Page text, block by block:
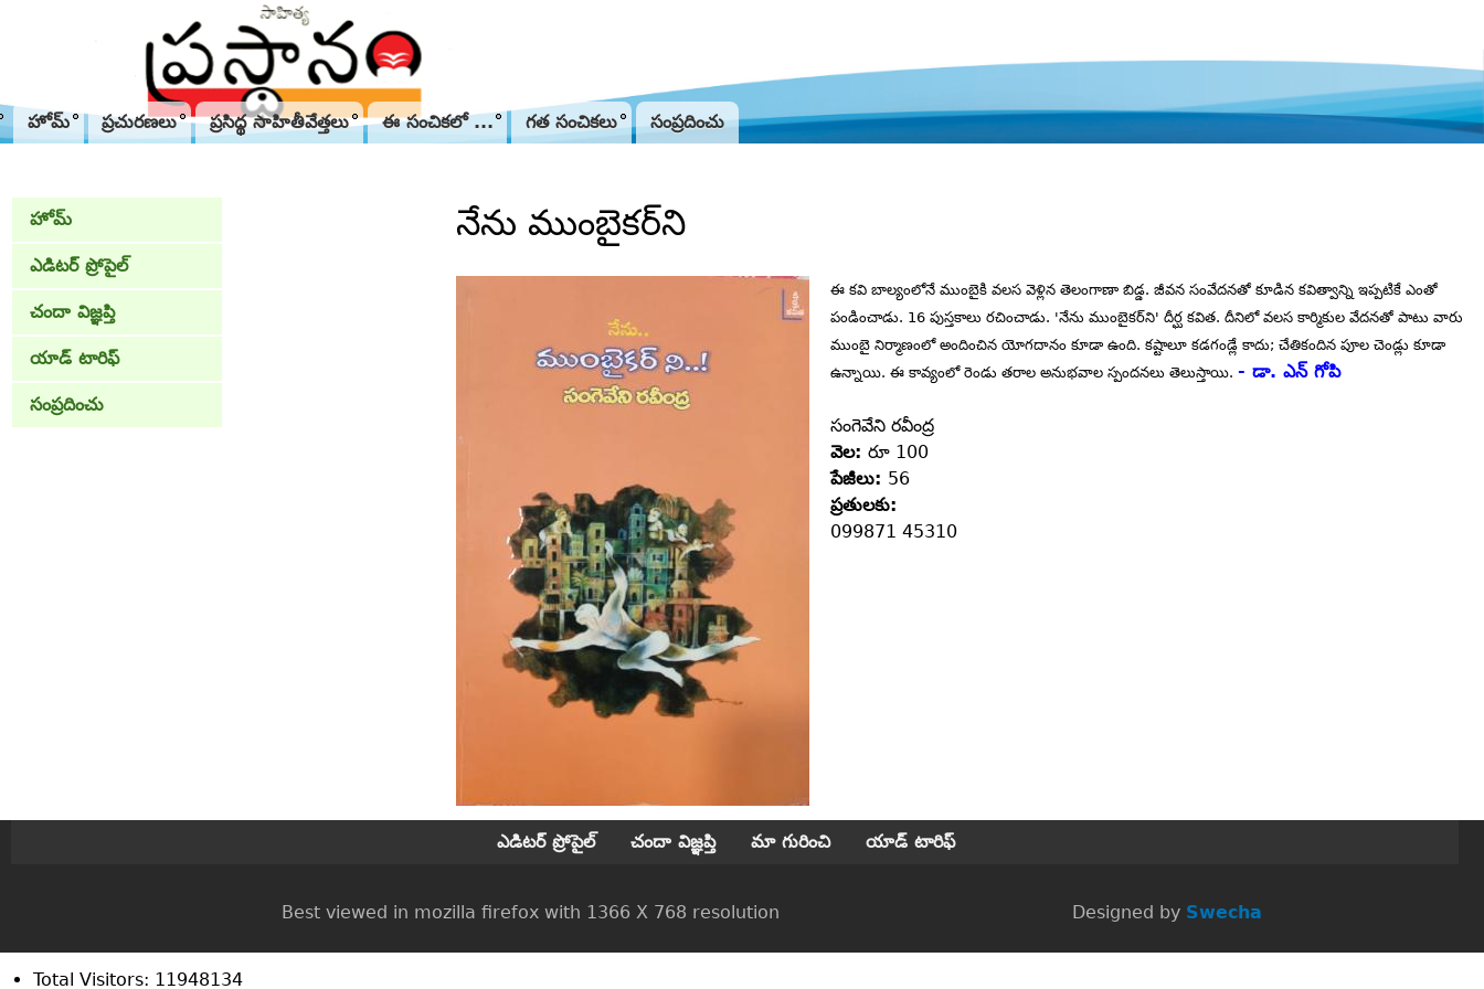
హోమ్ ప్రచురణలు ప్రసిద్థ సాహితీవేత్తలు ఈ సంచికలో ... గత సంచికలు సంప్రదించు
నేను ముంబైకర్‌ని
ఈ కవి బాల్యంలోనే ముంబైకి వలస వెళ్లిన తెలంగాణా బిడ్డ. జీవన సంవేదనతో కూడిన కవిత్వాన్ని ఇప్పటికే ఎంతో
పండించాడు. 16 పుస్తకాలు రచించాడు. 'నేను ముంబైకర్‌ని' దీర్ఘ కవిత. దీనిలో వలస కార్మికుల వేదనతో పాటు వారు
ముంబై నిర్మాణంలో అందించిన యోగదానం కూడా ఉంది. కష్టాలూ కడగండ్లే కాదు; చేతికందిన పూల చెండ్లు కూడా
ఉన్నాయి. ఈ కావ్యంలో రెండు తరాల అనుభవాల స్పందనలు తెలుస్తాయి. - డా. ఎన్‌ గోపి
సంగెవేని రవీంద్ర‌
వెల: రూ 100
పేజీలు: 56
ప్రతులకు:
099871 45310
హోమ్
ఎడిటర్ ప్రోపైల్
చందా విజ్ఞప్తి
యాడ్ టారిఫ్
సంప్రదించు
ఎడిటర్ ప్రోపైల్ చందా విజ్ఞప్తి మా గురించి యాడ్ టారిఫ్
Best viewed in mozilla firefox with 1366 X 768 resolution Designed by Swecha
Total Visitors: 11948134